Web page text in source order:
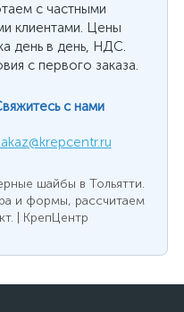
с частными
клиентами. Цены
день в день, НДС.
с первого заказа.
с нами
шайбы в Тольятти.
и формы, рассчитаем
| КрепЦентр